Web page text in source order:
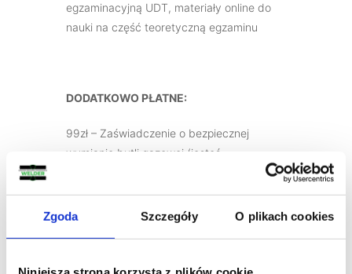
Zgoda Szczegóły O plikach cookies
egzaminacyjną UDT, materiały online do
nauki na część teoretyczną egzaminu
DODATKOWO PŁATNE:
99zł – Zaświadczenie o bezpiecznej
wymianie butli gazowej (jesteś
szkolenia).
zbyt małej ilości chętnych.